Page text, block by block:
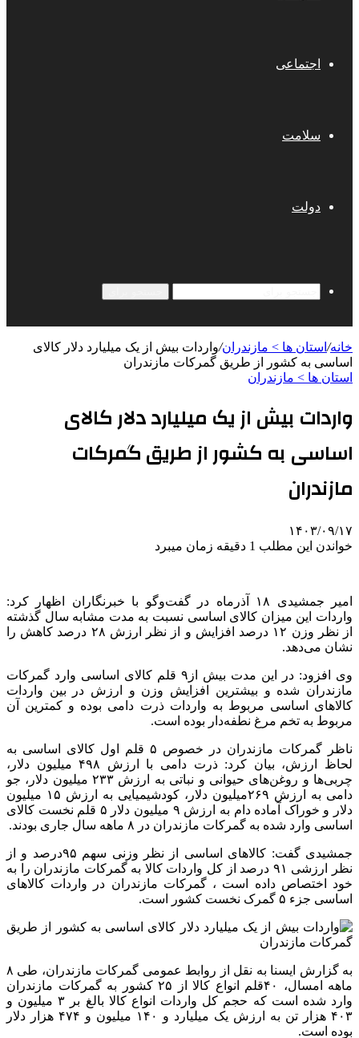
اجتماعی
سلامت
دولت
خانه/ استان ها > مازندران/واردات بیش از یک میلیارد دلار کالای
اساسی به کشور از طریق گمرکات مازندران
استان ها > مازندران
واردات بیش از یک میلیارد دلار کالای
اساسی به کشور از طریق گمرکات
مازندران
۱۴۰۳/۰۹/۱۷
خواندن این مطلب 1 دقیقه زمان میبرد
امیر جمشیدی ۱۸ آذرماه در گفت‌وگو با خبرنگاران اظهار کرد:
واردات این میزان کالای اساسی نسبت به مدت مشابه سال گذشته
از نظر وزن ۱۲ درصد افزایش و از نظر ارزش ۲۸ درصد کاهش را
نشان می‌دهد.
وی افزود: در این مدت بیش از۹ قلم کالای اساسی وارد گمرکات
مازندران شده و بیشترین افزایش وزن و ارزش در بین واردات
کالاهای اساسی مربوط به واردات ذرت دامی بوده و کمترین آن
مربوط به تخم مرغ نطفه‌دار بوده است.
ناظر گمرکات مازندران در خصوص ۵ قلم اول کالای اساسی به
لحاظ ارزش، بیان کرد: ذرت دامی با ارزش ۴۹۸ میلیون دلار،
چربی‌ها و روغن‌های حیوانی و نباتی به ارزش ۲۳۳ میلیون دلار، جو
دامی به ارزش ۲۶۹میلیون دلار، کودشیمیایی به ارزش ۱۵ میلیون
دلار و خوراک آماده دام به ارزش ۹ میلیون دلار ۵ قلم نخست کالای
اساسی وارد شده به گمرکات مازندران در ۸ ماهه سال جاری بودند.
جمشیدی گفت: کالاهای اساسی از نظر وزنی سهم ۹۵درصد و از
نظر ارزشی ۹۱ درصد از کل واردات کالا به گمرکات مازندران را به
خود اختصاص داده است ، گمرکات مازندران در واردات کالاهای
اساسی جزء ۵ گمرک نخست کشور است.
به گزارش ایسنا به نقل از روابط عمومی گمرکات مازندران، طی ۸
ماهه امسال، ۴۰قلم انواع کالا از ۲۵ کشور به گمرکات مازندران
وارد شده است که حجم کل واردات انواع کالا بالغ بر ۳ میلیون و
۴۰۳ هزار تن به ارزش یک میلیارد و ۱۴۰ میلیون و ۴۷۴ هزار دلار
بوده است.